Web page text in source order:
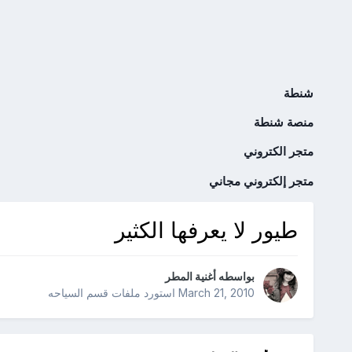
شنطة
منصة شنطة
متجر الكتروني
متجر إلكتروني مجاني
طيور لا يعرفها الكثير
بواسطه أغنية المطر
March 21, 2010استورد ملفات قسم السياحه